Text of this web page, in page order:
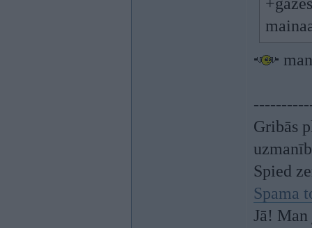
Gribās
Spied
Spama
Jā!